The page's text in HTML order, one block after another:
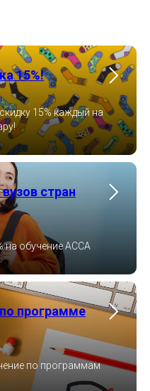
15%!
15% каждый на
стран
на обучение ACCA
программе
по программам